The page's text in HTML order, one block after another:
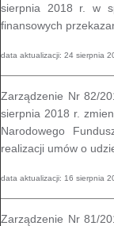
sierpnia 2018 r. w
finansowych
data aktualizacji: 24 sierpnia
Zarządzenie Nr 82/
sierpnia 2018 r.
Narodowego
realizacji umów o
data aktualizacji: 16 sierpnia
Zarządzenie Nr 81/